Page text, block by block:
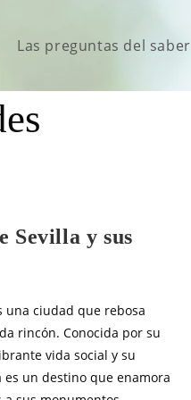
Las preguntas del saber
Sevilla y sus
una ciudad que rebosa
rincón. Conocida por su
vida social y su
un destino que enamora